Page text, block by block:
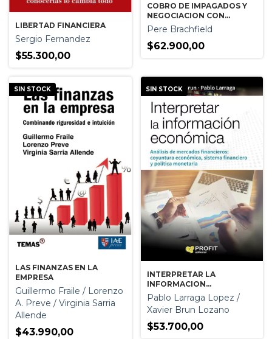
LIBERTAD FINANCIERA
Sergio Fernandez
$55.300,00
COBRO DE IMPAGADOS Y
NEGOCIACION CON
DEUDORES
Pere Brachfield
$62.900,00
SIN STOCK
LAS FINANZAS EN LA
EMPRESA
Guillermo Fraile / Lorenzo
A. Preve / Virginia Sarria
Allende
$43.990,00
SIN STOCK
INTERPRETAR LA
INFORMACION
ECONOMICA
Pablo Larraga Lopez /
Xavier Brun Lozano
$53.700,00